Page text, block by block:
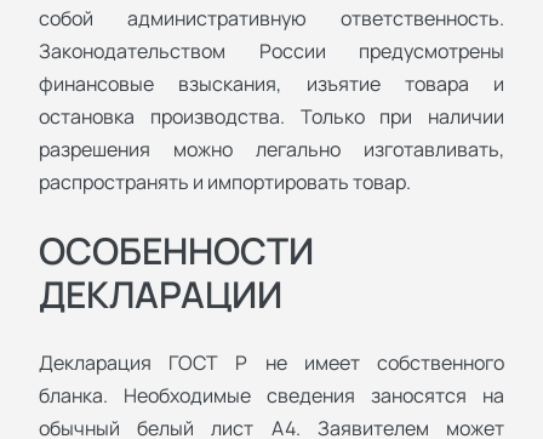
собой административную ответственность.
Законодательством России предусмотрены
финансовые взыскания, изъятие товара и
остановка производства. Только при наличии
разрешения можно легально изготавливать,
распространять и импортировать товар.
ОСОБЕННОСТИ
ДЕКЛАРАЦИИ
Декларация ГОСТ Р не имеет собственного
бланка. Необходимые сведения заносятся на
обычный белый лист А4. Заявителем может